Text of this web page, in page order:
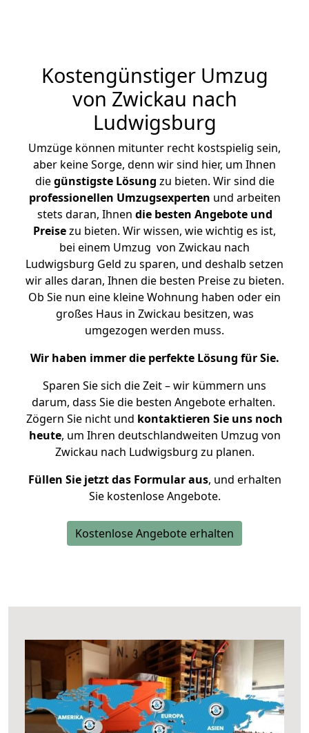
Kostengünstiger Umzug
von Zwickau nach
Ludwigsburg
Umzüge können mitunter recht kostspielig sein,
aber keine Sorge, denn wir sind hier, um Ihnen
diegünstigste Lösung zu bieten. Wir sind die
professionellen Umzugsexperten und arbeiten
stets daran, Ihnen die besten Angebote und
Preisezu bieten. Wir wissen, wie wichtig es ist,
bei einem Umzug von Zwickau nach
Ludwigsburg Geld zu sparen, und deshalb setzen
wir alles daran, Ihnen die besten Preise zu bieten.
Ob Sie nun eine kleine Wohnung haben oder ein
großes Haus in Zwickau besitzen, was
umgezogen werden muss.
Wir haben immer die perfekte Lösung für Sie.
Sparen Sie sich die Zeit – wir kümmern uns
darum, dass Sie die besten Angebote erhalten.
Zögern Sie nicht und kontaktieren Sie uns noch
heute, um Ihren deutschlandweiten Umzug von
Zwickau nach Ludwigsburg zu planen.
Füllen Sie jetzt das Formular aus, und erhalten
Sie kostenlose Angebote.
Kostenlose Angebote erhalten